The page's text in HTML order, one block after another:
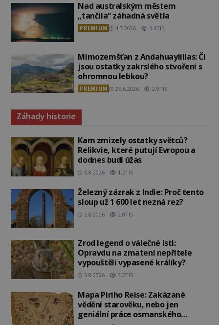
Nad australským městem
„tančila“ záhadná světla
PREMIUM 4.7.2026 3.4TIS
Mimozemšťan z Andahuaylillas: Čí
jsou ostatky zakrslého stvoření s
ohromnou lebkou?
PREMIUM 26.6.2026 2.9TIS
Záhady historie
Kam zmizely ostatky světců?
Relikvie, které putují Evropou a
dodnes budí úžas
6.8.2026 1.2TIS
Železný zázrak z Indie: Proč tento
sloup už 1 600 let nezná rez?
5.8.2026 2.0TIS
Zrod legend o válečné lsti:
Opravdu na zmatení nepřítele
vypouštěli vypasené králíky?
3.8.2026 3.2TIS
Mapa Piriho Reise: Zakázané
vědění starověku, nebo jen
geniální práce osmanského